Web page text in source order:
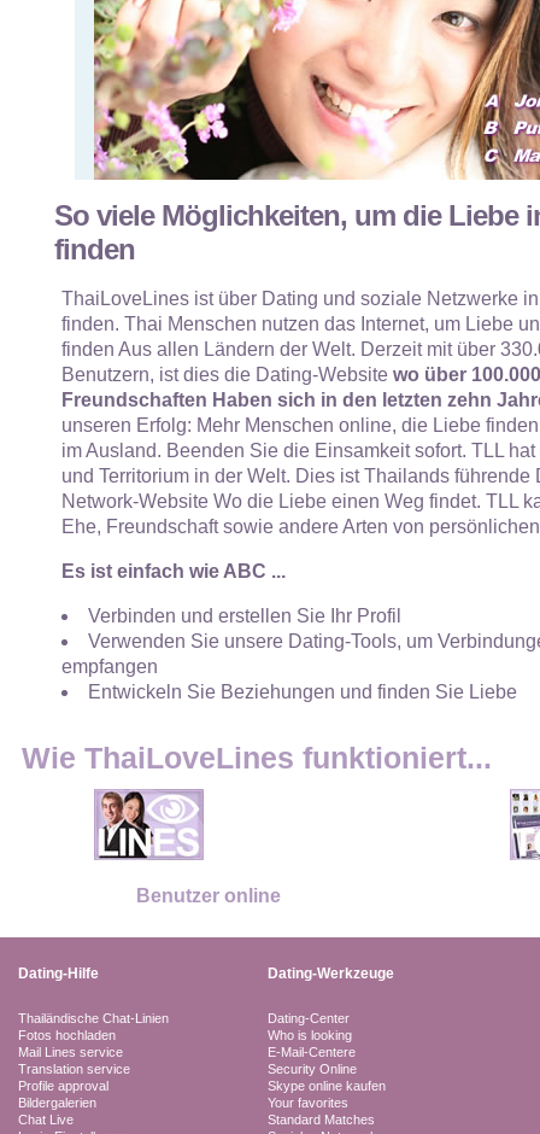
So viele Möglichkeiten, um die Liebe
finden
ThaiLoveLines ist über Dating und soziale Netzwerke
finden. Thai Menschen nutzen das Internet, um Liebe
finden Aus allen Ländern der Welt. Derzeit mit über
Benutzern, ist dies die Dating-Website wo über
Freundschaften Haben sich in den letzten zehn
unseren Erfolg: Mehr Menschen online, die Liebe
im Ausland. Beenden Sie die Einsamkeit sofort. TLL
und Territorium in der Welt. Dies ist Thailands führende
Network-Website Wo die Liebe einen Weg findet. TLL
Ehe, Freundschaft sowie andere Arten von
Es ist einfach wie ABC ...
Verbinden und erstellen Sie Ihr Profil
Verwenden Sie unsere Dating-Tools, um
empfangen
Entwickeln Sie Beziehungen und finden Sie Liebe
Wie ThaiLoveLines funktioniert...
Benutzer online
Dating-Hilfe Dating-Werkzeuge
Thailändische Chat-Linien
Fotos hochladen
Mail Lines service
Translation service
Profile approval
Bildergalerien
Chat Live
Dating-Center
Who is looking
E-Mail-Centere
Security Online
Skype online kaufen
Your favorites
Standard Matches